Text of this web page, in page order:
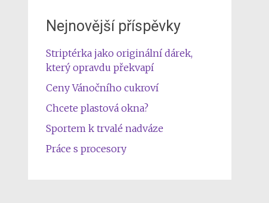
Nejnovější příspěvky
Striptérka jako originální dárek,
který opravdu překvapí
Ceny Vánočního cukroví
Chcete plastová okna?
Sportem k trvalé nadváze
Práce s procesory